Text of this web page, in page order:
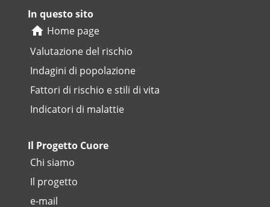
In questo sito
Home page
Valutazione del rischio
Indagini di popolazione
Fattori di rischio e stili di vita
Indicatori di malattie
Il Progetto Cuore
Chi siamo
Il progetto
e-mail